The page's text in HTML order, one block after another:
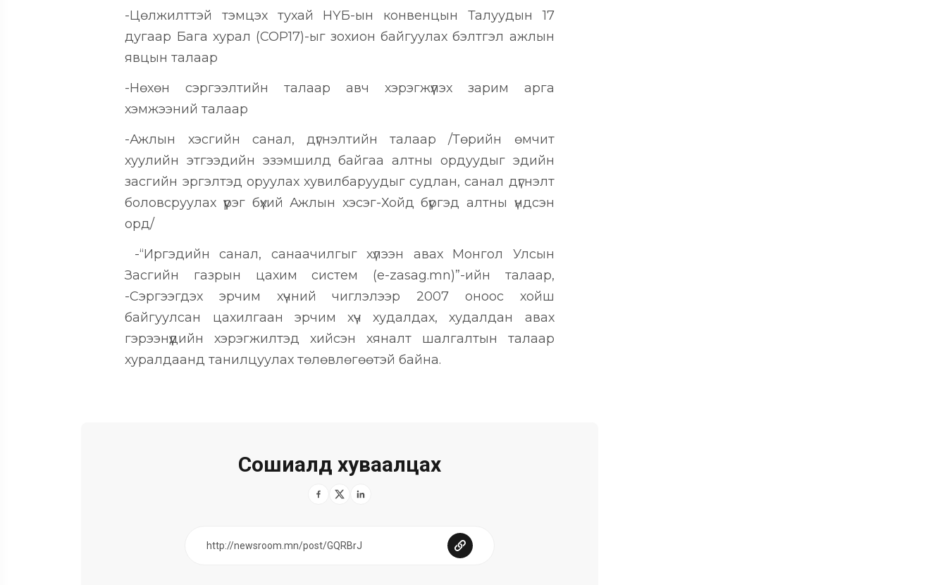
-Цөлжилттэй тэмцэх тухай НҮБ-ын конвенцын Талуудын 17
дугаар Бага хурал (СОР17)-ыг зохион байгуулах бэлтгэл ажлын
явцын талаар
-Нөхөн сэргээлтийн талаар авч хэрэгжүүлэх зарим арга
хэмжээний талаар
-Ажлын хэсгийн санал, дүгнэлтийн талаар /Төрийн өмчит
хуулийн этгээдийн эзэмшилд байгаа алтны ордуудыг эдийн
засгийн эргэлтэд оруулах хувилбаруудыг судлан, санал дүгнэлт
боловсруулах үүрэг бүхий Ажлын хэсэг-Хойд бүргэд алтны үндсэн
орд/
-“Иргэдийн санал, санаачилгыг хүлээн авах Монгол Улсын
Засгийн газрын цахим систем (e-zasag.mn)”-ийн талаар,
-Сэргээгдэх эрчим хүчний чиглэлээр 2007 оноос хойш
байгуулсан цахилгаан эрчим хүч худалдах, худалдан авах
гэрээнүүдийн хэрэгжилтэд хийсэн хяналт шалгалтын талаар
хуралдаанд танилцуулах төлөвлөгөөтэй байна.
Сошиалд хуваалцах